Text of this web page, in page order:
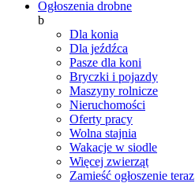
Ogłoszenia drobne
b
Dla konia
Dla jeźdźca
Pasze dla koni
Bryczki i pojazdy
Maszyny rolnicze
Nieruchomości
Oferty pracy
Wolna stajnia
Wakacje w siodle
Więcej zwierząt
Zamieść ogłoszenie teraz